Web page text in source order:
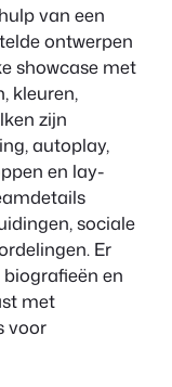
van een
ontwerpen
showcase met
kleuren,
zijn
autoplay,
en lay-
sociale
Er
en
met
voor